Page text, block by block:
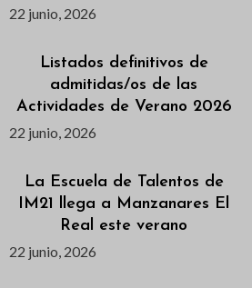
22 junio, 2026
Listados definitivos de
admitidas/os de las
Actividades de Verano 2026
22 junio, 2026
La Escuela de Talentos de
IM21 llega a Manzanares El
Real este verano
22 junio, 2026